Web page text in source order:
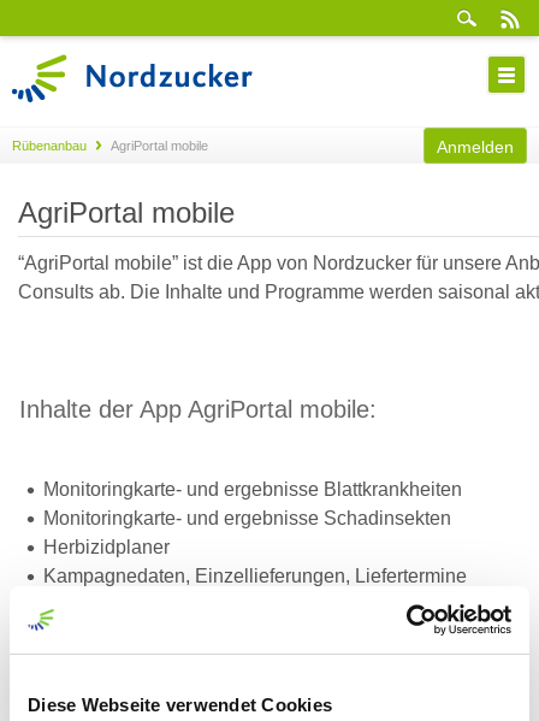
Diese Webseite verwendet Cookies
Rübenanbau AgriPortal mobile Anmelden
AgriPortal mobile
“AgriPortal mobile” ist die App von Nordzucker für unsere
Consults ab. Die Inhalte und Programme werden saisonal
Inhalte der App AgriPortal mobile:​
Monitoringkarte- und ergebnisse Blattkrankheiten
Monitoringkarte- und ergebnisse Schadinsekten
​Herbizidplaner​
Kampagnedaten, Einzellieferungen, Liefertermine
Vertragsübersicht
Newsletter​